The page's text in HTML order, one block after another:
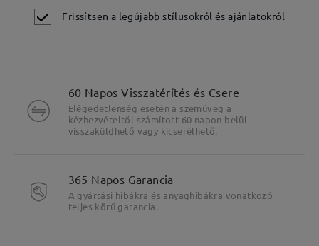
Frissítsen a legújabb stílusokról és ajánlatokról
60 Napos Visszatérítés és Csere
Elégedetlenség esetén a szemüveg a
kézhezvételtől számított 60 napon belül
visszaküldhető vagy kicserélhető.
365 Napos Garancia
A gyártási hibákra és anyaghibákra vonatkozó
teljes körű garancia.